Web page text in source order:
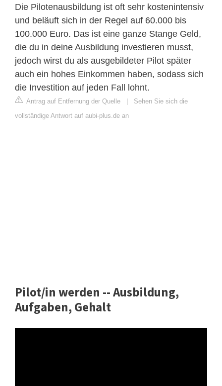
Die Pilotenausbildung ist oft sehr kostenintensiv
und beläuft sich in der Regel auf 60.000 bis
100.000 Euro. Das ist eine ganze Stange Geld,
die du in deine Ausbildung investieren musst,
jedoch wirst du als ausgebildeter Pilot später
auch ein hohes Einkommen haben, sodass sich
die Investition auf jeden Fall lohnt.
Antrag auf Entfernung der Quelle
Sehen Sie sich die
vollständige Antwort auf aubi-plus.de an
Pilot/in werden -- Ausbildung,
Aufgaben, Gehalt